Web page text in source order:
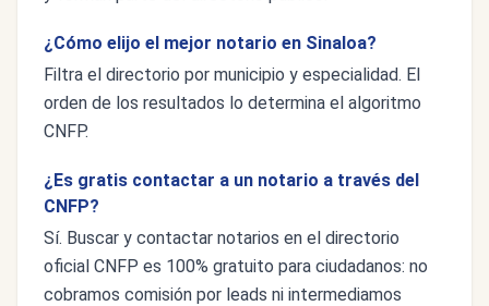
¿Cómo elijo el mejor notario en Sinaloa?
Filtra el directorio por municipio y especialidad. El
orden de los resultados lo determina el algoritmo
CNFP.
¿Es gratis contactar a un notario a través del
CNFP?
Sí. Buscar y contactar notarios en el directorio
oficial CNFP es 100% gratuito para ciudadanos: no
cobramos comisión por leads ni intermediamos